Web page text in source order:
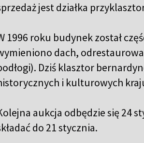
jest działka
1996 roku budynek został
dach,
Dziś klasztor
i kulturowych
aukcja odbędzie się 24
do 21 stycznia.